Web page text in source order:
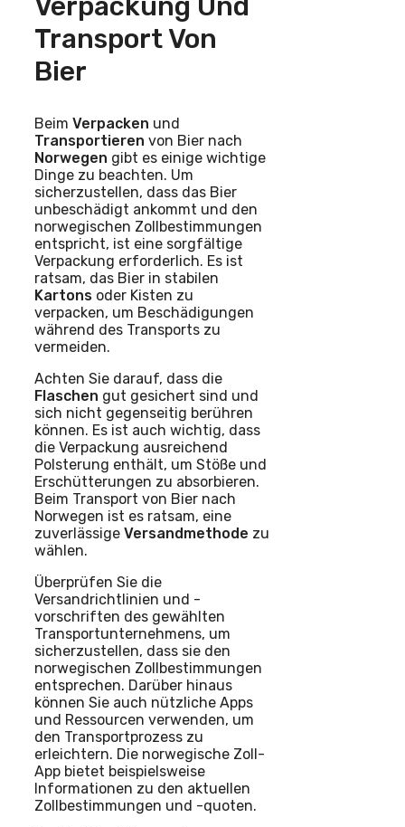
Transport Von
Bier
Beim Verpacken und
Transportieren von Bier nach
Norwegen gibt es einige wichtige
Dinge zu beachten. Um
sicherzustellen, dass das Bier
unbeschädigt ankommt und den
norwegischen Zollbestimmungen
entspricht, ist eine sorgfältige
Verpackung erforderlich. Es ist
ratsam, das Bier in stabilen
Kartons oder Kisten zu
verpacken, um Beschädigungen
während des Transports zu
vermeiden.
Achten Sie darauf, dass die
Flaschen gut gesichert sind und
sich nicht gegenseitig berühren
können. Es ist auch wichtig, dass
die Verpackung ausreichend
Polsterung enthält, um Stöße und
Erschütterungen zu absorbieren.
Beim Transport von Bier nach
Norwegen ist es ratsam, eine
zuverlässige Versandmethode zu
wählen.
Überprüfen Sie die
Versandrichtlinien und -
vorschriften des gewählten
Transportunternehmens, um
sicherzustellen, dass sie den
norwegischen Zollbestimmungen
entsprechen. Darüber hinaus
können Sie auch nützliche Apps
und Ressourcen verwenden, um
den Transportprozess zu
erleichtern. Die norwegische Zoll-
App bietet beispielsweise
Informationen zu den aktuellen
Zollbestimmungen und -quoten.